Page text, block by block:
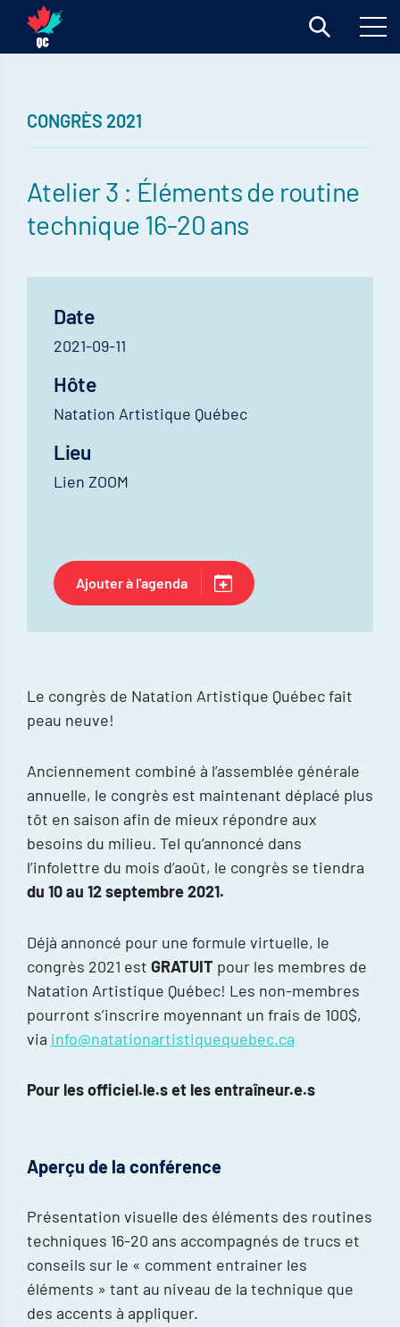
CONGRÈS 2021
Atelier 3 : Éléments de routine
technique 16-20 ans
Le congrès de Natation Artistique Québec fait
peau neuve!
Anciennement combiné à l’assemblée générale
annuelle, le congrès est maintenant déplacé plus
tôt en saison afin de mieux répondre aux
besoins du milieu. Tel qu’annoncé dans
l’infolettre du mois d’août, le congrès se tiendra
du 10 au 12 septembre 2021.
Déjà annoncé pour une formule virtuelle, le
congrès 2021 est GRATUIT pour les membres de
Natation Artistique Québec! Les non-membres
pourront s’inscrire moyennant un frais de 100$,
via info@natationartistiquequebec.ca
Pour les officiel.le.s et les entraîneur.e.s
Aperçu de la conférence
Présentation visuelle des éléments des routines
techniques 16-20 ans accompagnés de trucs et
conseils sur le « comment entrainer les
éléments » tant au niveau de la technique que
des accents à appliquer.
Date
2021-09-11
Hôte
Natation Artistique Québec
Lieu
Lien ZOOM
Ajouter à l'agenda